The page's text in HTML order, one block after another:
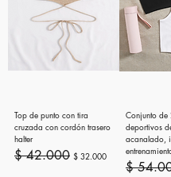
Top de punto con tira
cruzada con cordón trasero
halter
Precio
$ 42.000 Precio de oferta
$ 32.000
Conjunto de
deportivos
acanalado,
Precio
$